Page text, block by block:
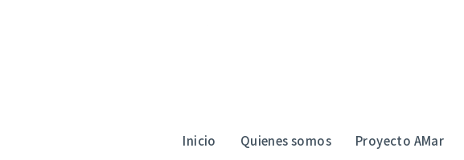
Inicio Quienes somos Proyecto AMar